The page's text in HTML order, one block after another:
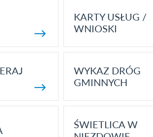
KARTY USŁUG /
WNIOSKI
WYKAZ DRÓG
GMINNYCH
ŚWIETLICA W